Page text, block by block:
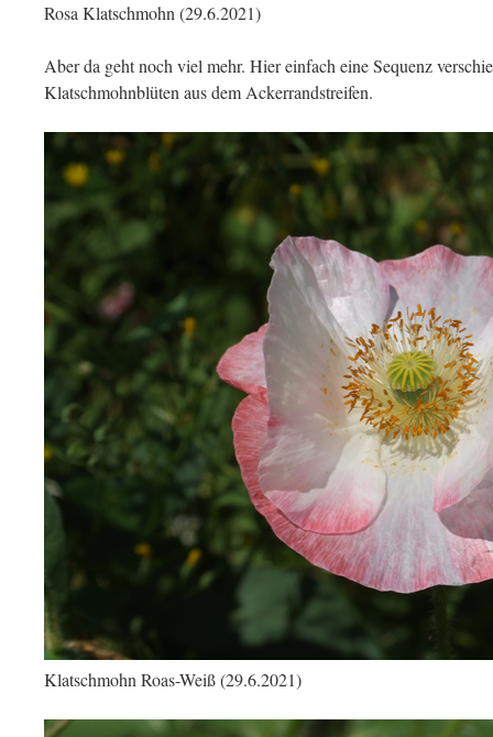
Rosa Klatschmohn (29.6.2021)
Aber da geht noch viel mehr. Hier einfach eine Sequenz
Klatschmohnblüten aus dem Ackerrandstreifen.
Klatschmohn Roas-Weiß (29.6.2021)